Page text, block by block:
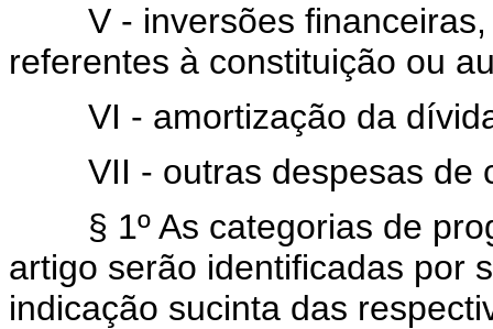
V - inversões financeiras,
referentes à constituição ou
VI - amortização da
VII - outras despesas de
§ 1º As categorias de
artigo serão identificadas por
indicação sucinta das